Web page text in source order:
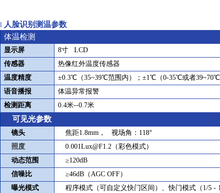
l 人脸识别测温参数
体温检测
显示屏 8寸 LCD
传感器
热像红外温度传感器
温度精度
±0.3℃（35~39℃范围内）；±1℃（0-35℃或者39~70℃
语音播报
体温异常报警
检测距离
0.4米--0.7米
可见光参数
镜头 焦距1.8mm ， 视场角： 118°
照度
0.001Lux@F1.2 （彩色模式）
动态范围
≥120dB
信噪比
≥46dB （AGC OFF）
曝光模式
程序模式（可自定义快门区间）、快门模式（ 1/5 -